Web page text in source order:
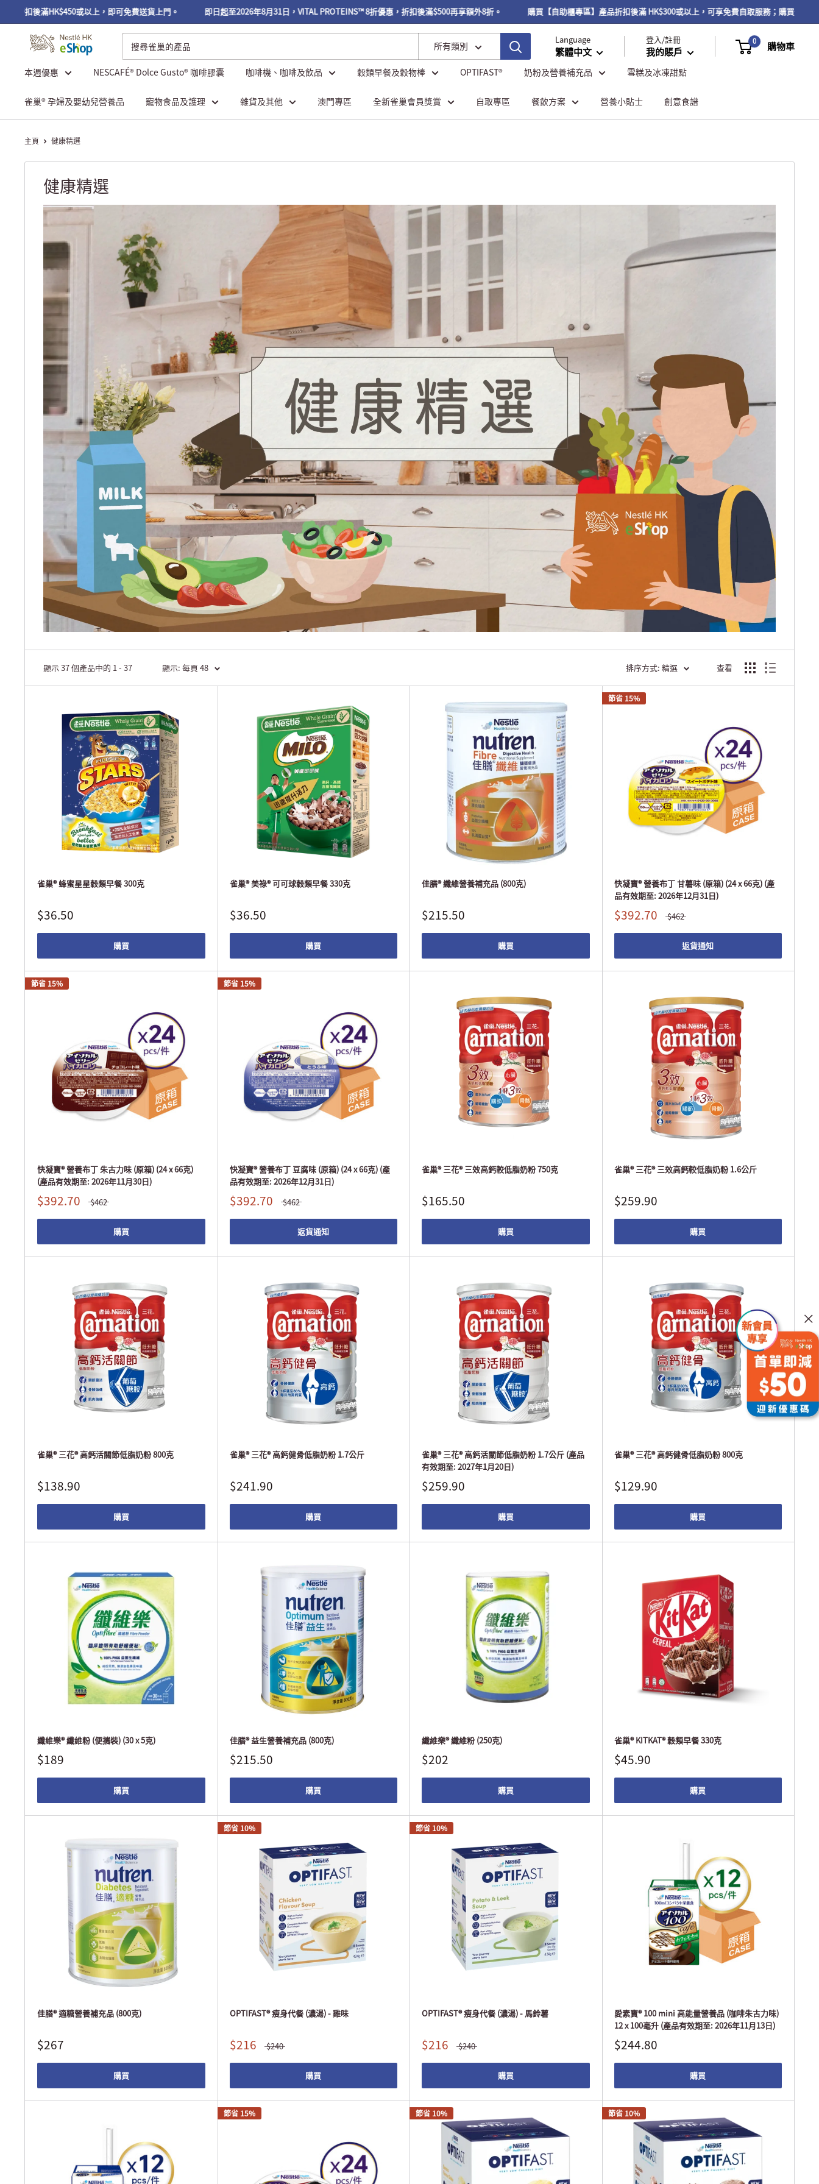
HK$450或以上，即可免費送貨上門。 即日起至2026年8月31日，VITAL PROTEINS™ 8折優惠，折扣後滿$500再享額外8折。 購買【自助櫃專區】產品折扣後滿 HK$300或以上，可享免費自取服務；購買任何產品折扣
所有類別
Language
繁體中文
登入/註冊
我的賬戶
0 購物車
本週優惠 NESCAFÉ® Dolce Gusto® 咖啡膠囊 咖啡機、咖啡及飲品 穀類早餐及穀物棒 OPTIFAST® 奶粉及營養補充品 雪糕及冰凍甜點
雀巢® 孕婦及嬰幼兒營養品 寵物食品及護理 雜貨及其他 澳門專區 全新雀巢會員獎賞 自取專區 餐飲方案 營養小貼士 創意食譜
主頁 健康精選
健康精選
顯示 37 個產品中的 1 - 37 顯示: 每頁 48 排序方式: 精選 查看
雀巢® 蜂蜜星星穀類早餐 300克
$36.50
購買
雀巢® 美祿® 可可球穀類早餐 330克
$36.50
購買
佳膳® 纖維營養補充品 (800克)
$215.50
購買
節省 15%
快凝寶® 營養布丁 甘薯味 (原箱) (24 x 66克) (產
品有效期至: 2026年12月31日)
$392.70 $462
返貨通知
節省 15%
快凝寶® 營養布丁 朱古力味 (原箱) (24 x 66克)
(產品有效期至: 2026年11月30日)
$392.70 $462
購買
節省 15%
快凝寶® 營養布丁 豆腐味 (原箱) (24 x 66克) (產
品有效期至: 2026年12月31日)
$392.70 $462
返貨通知
雀巢® 三花® 三效高鈣較低脂奶粉 750克
$165.50
購買
雀巢® 三花® 三效高鈣較低脂奶粉 1.6公斤
$259.90
購買
雀巢® 三花® 高鈣活關節低脂奶粉 800克
$138.90
購買
雀巢® 三花® 高鈣健骨低脂奶粉 1.7公斤
$241.90
購買
雀巢® 三花® 高鈣活關節低脂奶粉 1.7公斤 (產品
有效期至: 2027年1月20日)
$259.90
購買
雀巢® 三花® 高鈣健骨低脂奶粉 800克
$129.90
購買
纖維樂® 纖維粉 (便攜裝) (30 x 5克)
$189
購買
佳膳® 益生營養補充品 (800克)
$215.50
購買
纖維樂® 纖維粉 (250克)
$202
購買
雀巢® KITKAT® 穀類早餐 330克
$45.90
購買
佳膳® 適糖營養補充品 (800克)
$267
購買
節省 10%
OPTIFAST® 瘦身代餐 (濃湯) - 雞味
$216 $240
購買
節省 10%
OPTIFAST® 瘦身代餐 (濃湯) - 馬鈴薯
$216 $240
購買
愛素寶® 100 mini 高能量營養品 (咖啡朱古力味)
12 x 100毫升 (產品有效期至: 2026年11月13日)
$244.80
購買
節省 15% 節省 10% 節省 10%